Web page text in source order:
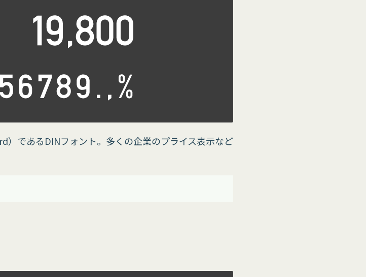
であるDINフォント。多くの企業のプライス表示など